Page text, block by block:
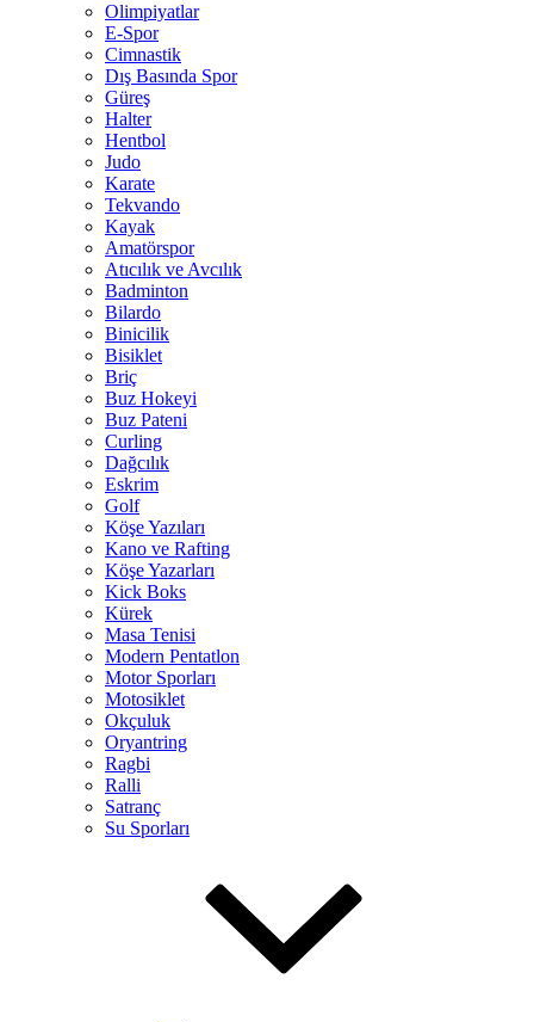
Olimpiyatlar
E-Spor
Cimnastik
Dış Basında Spor
Güreş
Halter
Hentbol
Judo
Karate
Tekvando
Kayak
Amatörspor
Atıcılık ve Avcılık
Badminton
Bilardo
Binicilik
Bisiklet
Briç
Buz Hokeyi
Buz Pateni
Curling
Dağcılık
Eskrim
Golf
Köşe Yazıları
Kano ve Rafting
Köşe Yazarları
Kick Boks
Kürek
Masa Tenisi
Modern Pentatlon
Motor Sporları
Motosiklet
Okçuluk
Oryantring
Ragbi
Ralli
Satranç
Su Sporları